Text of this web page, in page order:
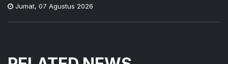
Jumat, 07 Agustus 2026